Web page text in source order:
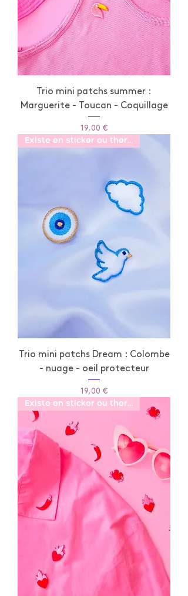
Trio mini patchs summer :
Marguerite - Toucan - Coquillage
Prix
19,00 €
Existe en sticker ou thermo
Trio mini patchs Dream : Colombe
- nuage - oeil protecteur
Prix
19,00 €
Existe en sticker ou thermo